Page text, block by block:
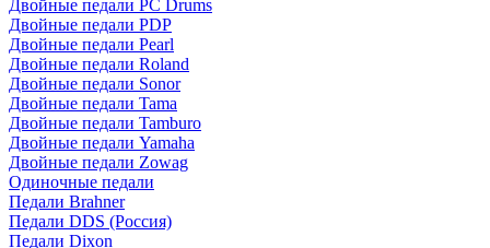
Двойные педали PC Drums
Двойные педали PDP
Двойные педали Pearl
Двойные педали Roland
Двойные педали Sonor
Двойные педали Tama
Двойные педали Tamburo
Двойные педали Yamaha
Двойные педали Zowag
Одиночные педали
Педали Brahner
Педали DDS (Россия)
Педали Dixon